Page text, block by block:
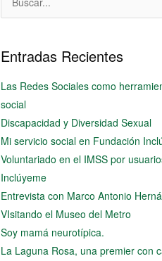
Buscar:
Entradas Recientes
Las Redes Sociales como
social
Discapacidad y Diversidad Sexual
Mi servicio social en Fundación
Voluntariado en el IMSS por
Inclúyeme
Entrevista con Marco Antonio
VIsitando el Museo del Metro
Soy mamá neurotípica.
La Laguna Rosa, una premier con